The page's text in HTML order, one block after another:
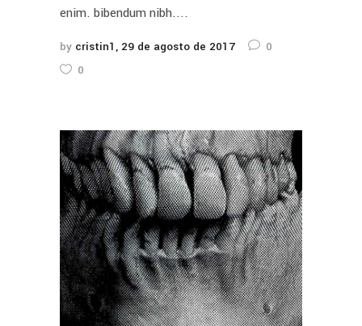
enim. bibendum nibh....
by cristin1 29 de agosto de 2017
0
0